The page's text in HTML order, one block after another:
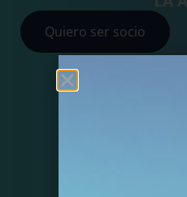
Quiero ser socio